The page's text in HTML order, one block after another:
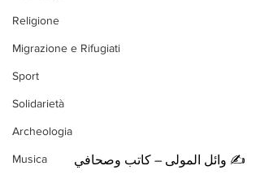
Religione
Migrazione e Rifugiati
Sport
Solidarietà
Archeologia
Musica ✍️ وائل المولى – كاتب وصحافي